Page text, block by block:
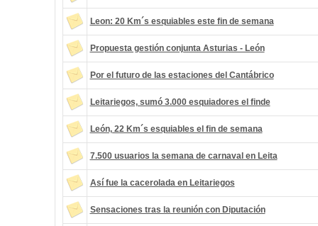
Leon: 20 Km´s esquiables este fin de semana
Propuesta gestión conjunta Asturias - León
Por el futuro de las estaciones del Cantábrico
Leitariegos, sumó 3.000 esquiadores el finde
León, 22 Km´s esquiables el fin de semana
7.500 usuarios la semana de carnaval en Leita
Así fue la cacerolada en Leitariegos
Sensaciones tras la reunión con Diputación